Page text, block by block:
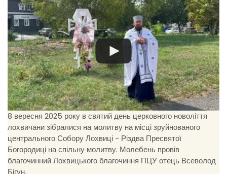
8 вересня 2025 року в святий день церковного новоліття
лохвичани зібралися на молитву на місці зруйнованого
центрального Собору Лохвиці - Різдва Пресвятої
Богородиці на спільну молитву. Молебень провів
благочинний Лохвицького благочиння ПЦУ отець Всеволод
Бігун.